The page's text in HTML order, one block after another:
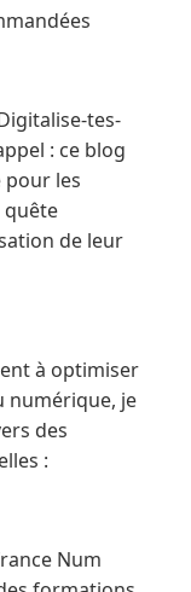
tes-
: ce blog
les
quête
de leur
à optimiser
numérique, je
des
:
Num